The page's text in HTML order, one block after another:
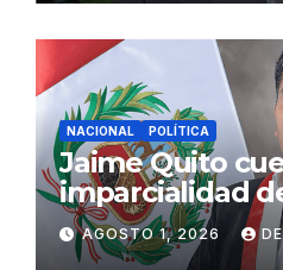
NACIONAL POLÍTICA
Jaime Quito
imparcialidad
Constitucional
de Ollanta
AGOSTO 1, 2026